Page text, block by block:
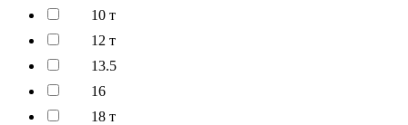
10 т
12 т
13.5
16
18 т